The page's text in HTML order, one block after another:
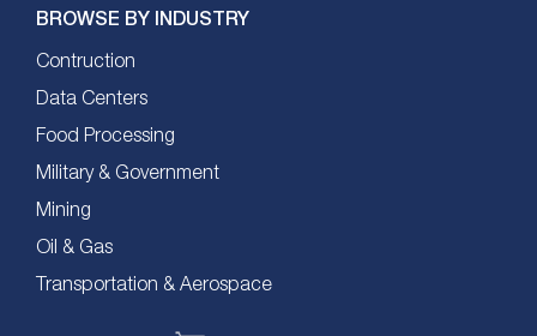
BROWSE BY INDUSTRY
Contruction
Data Centers
Food Processing
Military & Government
Mining
Oil & Gas
Transportation & Aerospace